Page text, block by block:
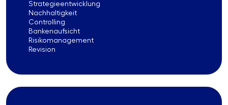
Strategieentwicklung
Nachhaltigkeit
Controlling
Bankenaufsicht
Risikomanagement
Revision